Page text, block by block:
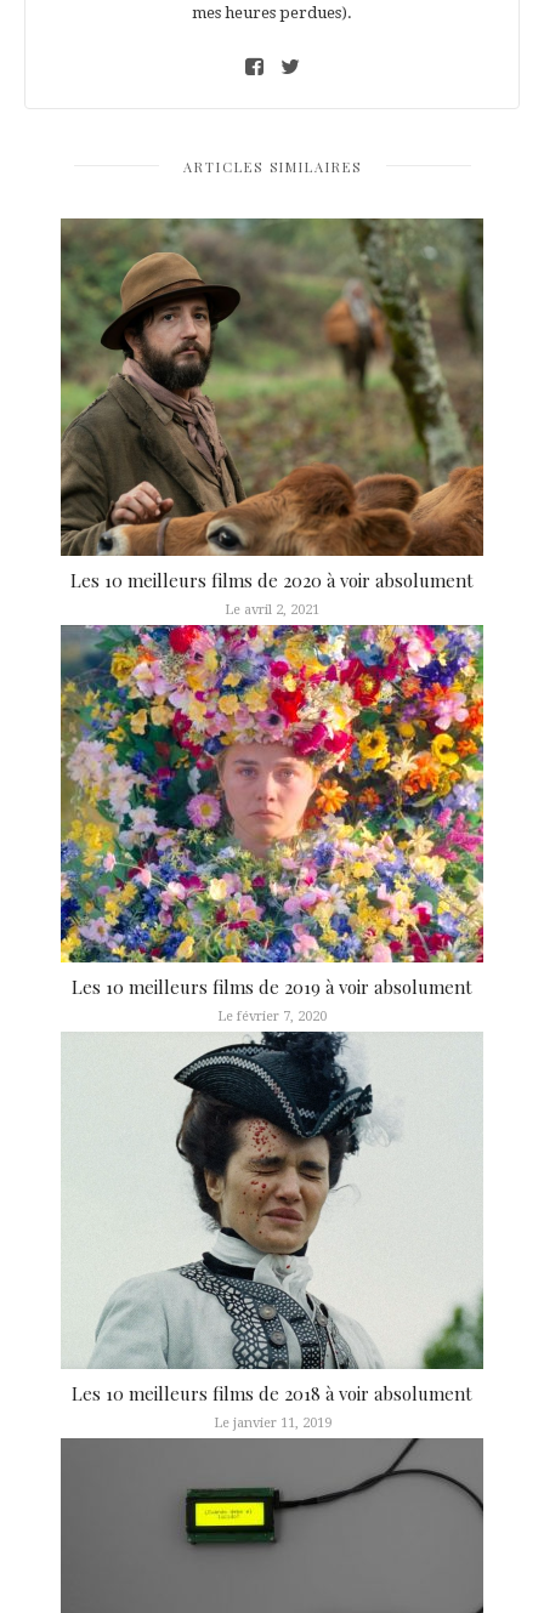
mes heures perdues).
ARTICLES SIMILAIRES
Les 10 meilleurs films de 2020 à voir absolument
Le avril 2, 2021
Les 10 meilleurs films de 2019 à voir absolument
Le février 7, 2020
Les 10 meilleurs films de 2018 à voir absolument
Le janvier 11, 2019